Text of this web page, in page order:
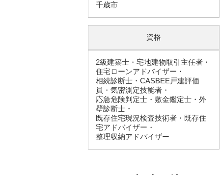
千歳市
資格
2級建築士・宅地建物取引主任者・
住宅ローンアドバイザー・
相続診断士・CASBEE戸建評価
員・気密測定技能者・
応急危険判定士・敷金鑑定士・外
壁診断士・
既存住宅現況検査技術者・既存住
宅アドバイザー・
整理収納アドバイザー